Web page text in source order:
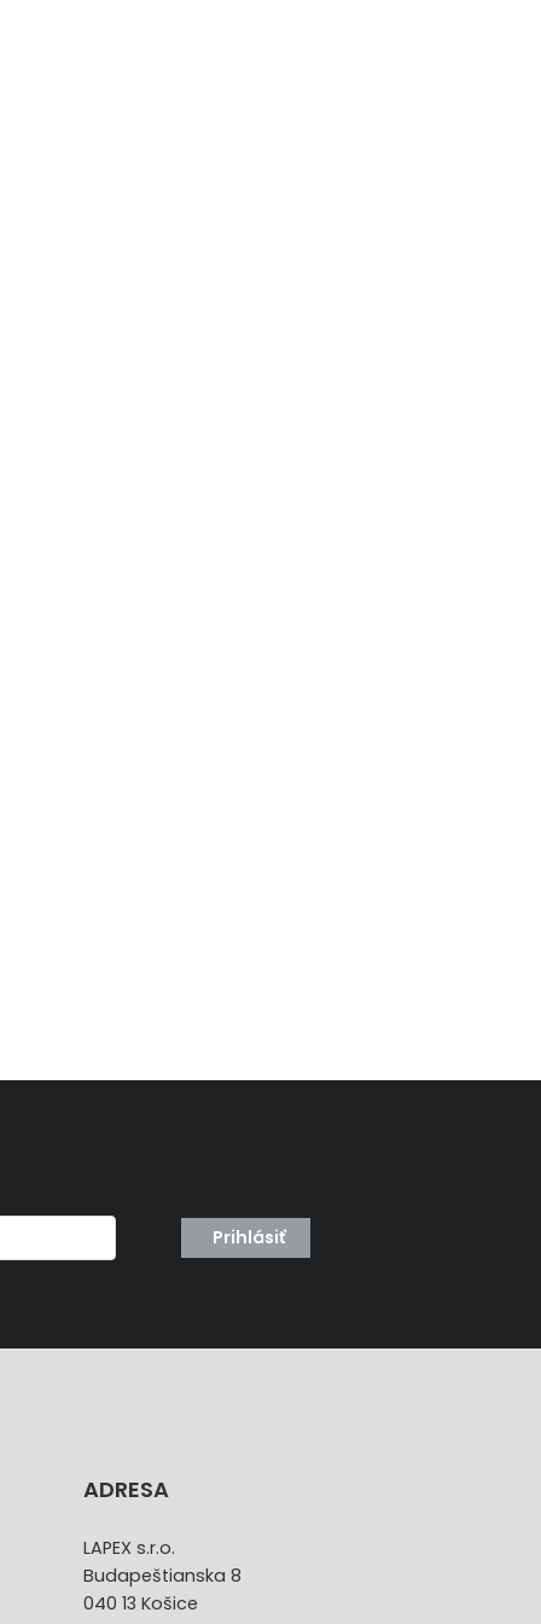
Prihlásiť
ADRESA
LAPEX s.r.o.
Budapeštianska 8
040 13 Košice